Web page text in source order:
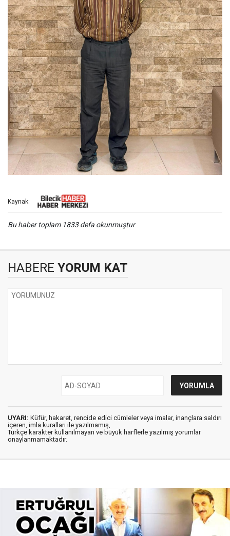
Kaynak:
Bu haber toplam 1833 defa okunmuştur
HABERE YORUM KAT
UYARI: Küfür, hakaret, rencide edici cümleler veya imalar, inançlara saldırı
içeren, imla kuralları ile yazılmamış,
Türkçe karakter kullanılmayan ve büyük harflerle yazılmış yorumlar
onaylanmamaktadır.